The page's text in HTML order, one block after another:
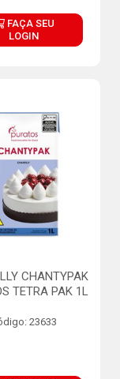
FAÇA SEU
LOGIN
CHANTYPAK
TETRA PAK 1L
23633